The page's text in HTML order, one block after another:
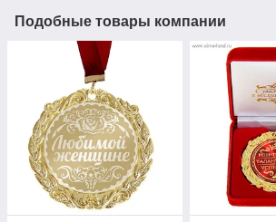
Подобные товары компании